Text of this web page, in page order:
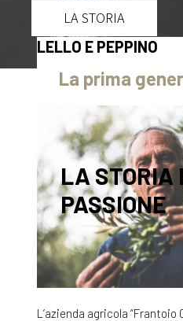
LA STORIA
LA STORIA
PASSIONE
LELLO E PEPPINO
La prima
L’azienda agricola “Frantoio